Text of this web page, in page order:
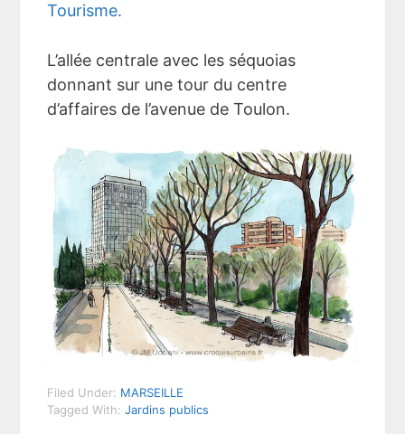
Tourisme.
L’allée centrale avec les séquoias
donnant sur une tour du centre
d’affaires de l’avenue de Toulon.
Filed Under: MARSEILLE
Tagged With:Jardins publics